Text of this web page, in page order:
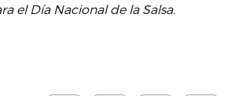
el Día Nacional de la Salsa.